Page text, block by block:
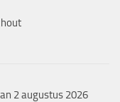
2 augustus 2026